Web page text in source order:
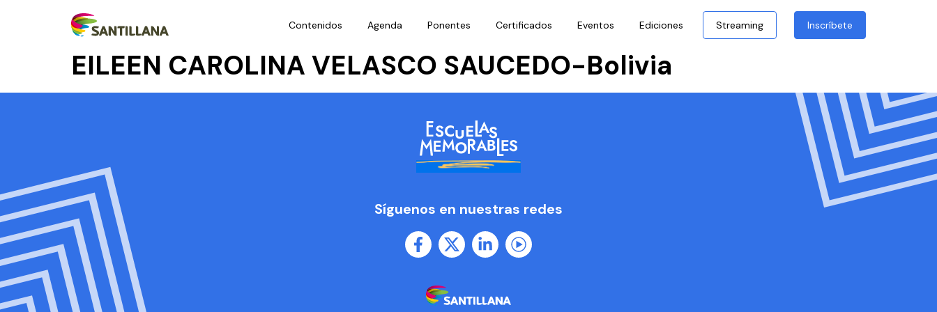
Contenidos Agenda Ponentes Certificados Eventos Ediciones Streaming Inscríbete
EILEEN CAROLINA VELASCO SAUCEDO-Bolivia
Síguenos en nuestras redes